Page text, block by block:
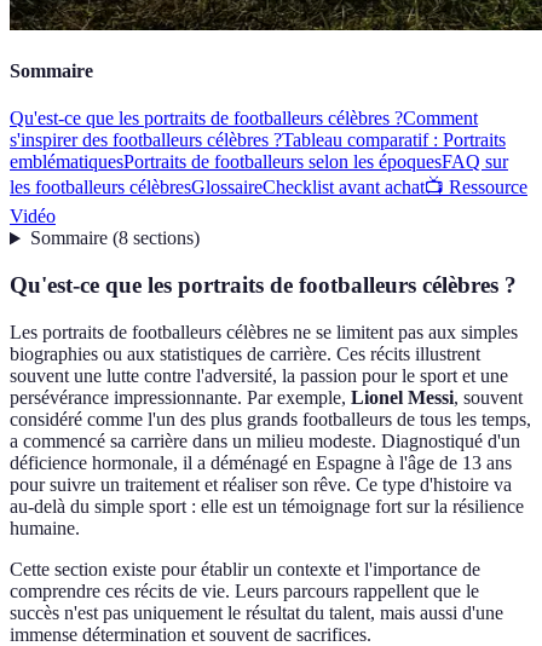
Sommaire
Qu'est-ce que les portraits de footballeurs célèbres ?Comment
s'inspirer des footballeurs célèbres ?Tableau comparatif : Portraits
emblématiquesPortraits de footballeurs selon les époquesFAQ sur
les footballeurs célèbresGlossaireChecklist avant achat📺 Ressource
Vidéo
Sommaire(8 sections)
Qu'est-ce que les portraits de footballeurs célèbres ?
Les portraits de footballeurs célèbres ne se limitent pas aux simples
biographies ou aux statistiques de carrière. Ces récits illustrent
souvent une lutte contre l'adversité, la passion pour le sport et une
persévérance impressionnante. Par exemple, Lionel Messi, souvent
considéré comme l'un des plus grands footballeurs de tous les temps,
a commencé sa carrière dans un milieu modeste. Diagnostiqué d'un
déficience hormonale, il a déménagé en Espagne à l'âge de 13 ans
pour suivre un traitement et réaliser son rêve. Ce type d'histoire va
au-delà du simple sport : elle est un témoignage fort sur la résilience
humaine.
Cette section existe pour établir un contexte et l'importance de
comprendre ces récits de vie. Leurs parcours rappellent que le
succès n'est pas uniquement le résultat du talent, mais aussi d'une
immense détermination et souvent de sacrifices.